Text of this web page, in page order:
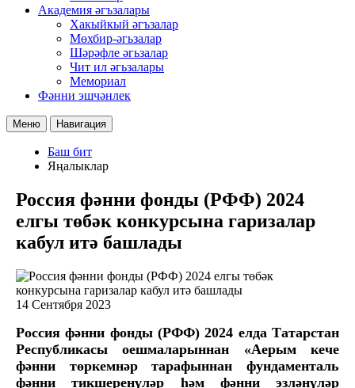
Академия әгъзалары
Хакыйкый әгъзалар
Мөхбир-әгьзалар
Шәрәфле әгьзалар
Чит ил әгьзалары
Мемориал
Фәнни эшчәнлек
Меню Навигация
Баш бит
Яңалыклар
Россия фәнни фонды (РФФ) 2024
елгы төбәк конкурсына гаризалар
кабул итә башлады
14 Сентября 2023
Россия фәнни фонды (РФФ) 2024 елда Татарстан
Республикасы оешмаларыннан «Аерым кече
фәнни төркемнәр тарафыннан фундаменталь
фәнни тикшеренүләр һәм фәнни эзләнүләр